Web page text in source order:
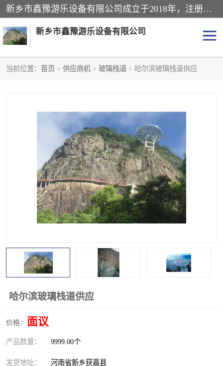
新乡市鑫豫游乐设备有限公司成立于2018年，注册地位于河南省。经营范围包括游乐设备、滑索、滑道、空中自行车、吊桥、拓展器材、攀岩器材、趣桥、悬崖秋千、网红桥、儿童乐园设备、水上乐园设备、丛林穿越设备、音乐呐喊设备、轨道滑车、栈道、玻璃滑道、观景平台、景观包装的设计、制造、销售、安装、维修，景区策划服务。
新乡市鑫豫游乐设备有限公司
当前位置： 首页 > 供应商机 > 玻璃栈道 > 哈尔滨玻璃栈道供应
哈尔滨玻璃栈道供应
价格： 面议
产品数量： 9999.00个
发货地址： 河南省新乡获嘉县
悬崖秋千 儿童乐园设备
水上乐园设备
攀岩器材
空中自行车
玻璃滑道
拓展器材 丛林穿越设备
玻璃栈道